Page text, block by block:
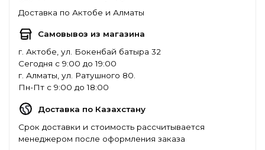
Доставка по Актобе и Алматы
Самовывоз из магазина
г. Актобе, ул. Бокенбай батыра 32
Сегодня с 9:00 до 19:00
г. Алматы, ул. Ратушного 80.
Пн-Пт с 9:00 до 18:00
Доставка по Казахстану
Срок доставки и стоимость рассчитывается
менеджером после оформления заказа